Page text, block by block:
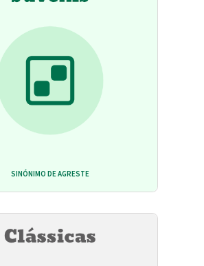
SINÓNIMO DE AGRESTE